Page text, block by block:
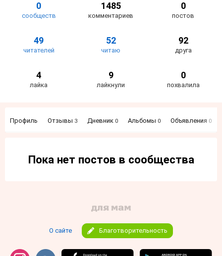
0
сообществ
1485
комментариев
0
постов
49
читателей
52
читаю
92
друга
4
лайка
9
лайкнули
0
похвалила
Профиль Отзывы 3 Дневник 0 Альбомы 0 Объявления 0
Пока нет постов в сообщества
О сайте Благотворительность